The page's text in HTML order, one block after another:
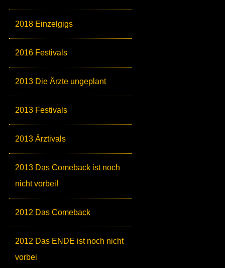
2018 Einzelgigs
2016 Festivals
2013 Die Ärzte ungeplant
2013 Festivals
2013 Ärztivals
2013 Das Comeback ist noch
nicht vorbei!
2012 Das Comeback
2012 Das ENDE ist noch nicht
vorbei